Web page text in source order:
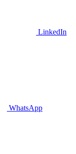
LinkedIn
WhatsApp